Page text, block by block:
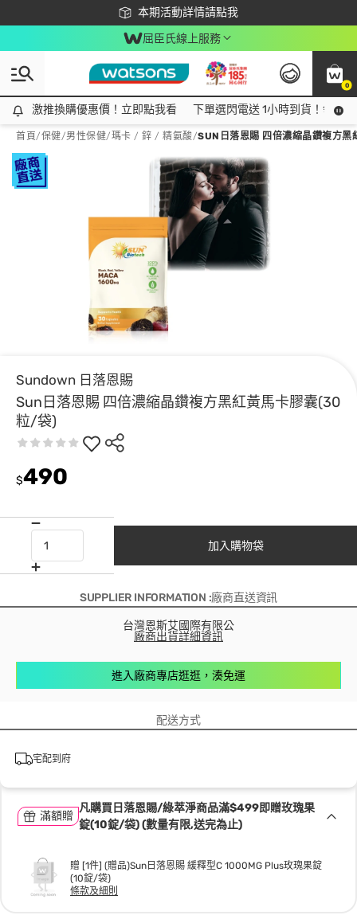
本期活動詳情請點我
下載app最高回饋$350
屈臣氏線上服務
0
激推換購優惠價！立即點我看
激推換購優惠價！立即點我看 下單選閃電送 1小時到貨！領神
首頁/保健/男性保健/瑪卡 / 鋅 / 精氨酸/SUN日落恩賜 四倍濃縮晶鑽複方
Sundown 日落恩賜
Sun日落恩賜 四倍濃縮晶鑽複方黑紅黃馬卡膠囊(30
粒/袋)
$490
加入購物袋
SUPPLIER INFORMATION :廠商直送資訊
台灣恩斯艾國際有限公
廠商出貨詳細資訊
進入廠商專店逛逛，湊免運
配送方式
宅配到府
滿額贈
凡購買日落恩賜/綠萃淨商品滿$499即贈玫瑰果
錠(10錠/袋) (數量有限,送完為止)
贈 [1件] (贈品)Sun日落恩賜 緩釋型C 1000MG Plus玫瑰果錠
(10錠/袋)
條款及細則